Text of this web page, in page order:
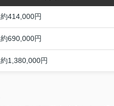
約414,000円
約690,000円
約1,380,000円